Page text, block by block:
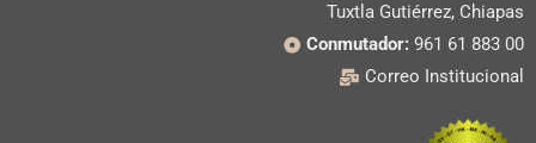
Tuxtla Gutiérrez, Chiapas
Conmutador: 961 61 883 00
Correo Institucional